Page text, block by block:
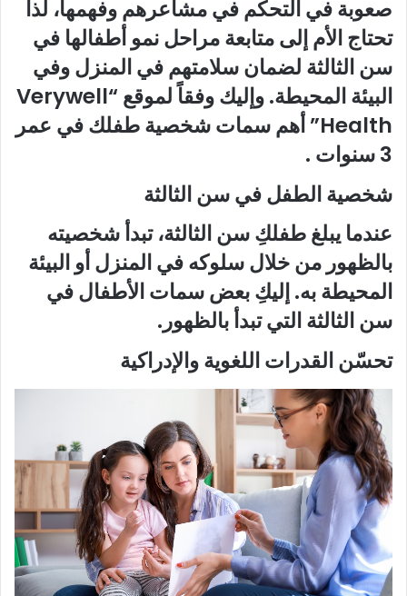
صعوبة في التحكم في مشاعرهم وفهمها، لذا
تحتاج الأم إلى متابعة مراحل نمو أطفالها في
سن الثالثة لضمان سلامتهم في المنزل وفي
البيئة المحيطة. وإليك وفقاً لموقع “Verywell
Health” أهم سمات شخصية طفلك في عمر
3 سنوات .
شخصية الطفل في سن الثالثة
عندما يبلغ طفلكِ سن الثالثة، تبدأ شخصيته
بالظهور من خلال سلوكه في المنزل أو البيئة
المحيطة به. إليكِ بعض سمات الأطفال في
سن الثالثة التي تبدأ بالظهور.
تحسّن القدرات اللغوية والإدراكية